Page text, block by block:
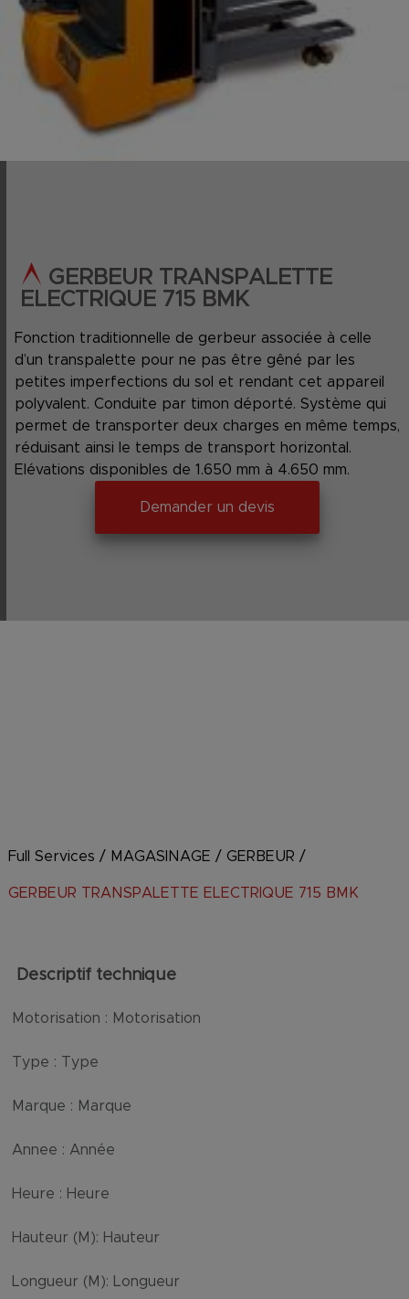
GERBEUR TRANSPALETTE
ELECTRIQUE 715 BMK
Fonction traditionnelle de gerbeur associée à celle
d’un transpalette pour ne pas être gêné par les
petites imperfections du sol et rendant cet appareil
polyvalent. Conduite par timon déporté. Système qui
permet de transporter deux charges en même temps,
réduisant ainsi le temps de transport horizontal.
Elévations disponibles de 1.650 mm à 4.650 mm.
Demander un devis
Full Services / MAGASINAGE / GERBEUR /
GERBEUR TRANSPALETTE ELECTRIQUE 715 BMK
Descriptif technique
Motorisation : Motorisation
Type : Type
Marque : Marque
Annee : Année
Heure : Heure
Hauteur (M): Hauteur
Longueur (M): Longueur